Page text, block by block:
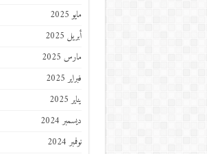
مايو 2025
أبريل 2025
مارس 2025
فبراير 2025
يناير 2025
ديسمبر 2024
نوفمبر 2024